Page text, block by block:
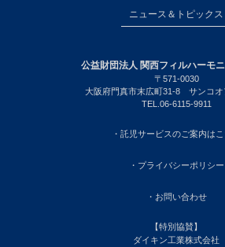
ニュース＆トピックス
公益財団法人 関西フィルハーモ
〒571-0030
大阪府門真市末広町31-8 サンコオ
TEL.06-6115-9911
・託児サービスのご案内は
・プライバシーポリシー
・お問い合わせ
【特別協賛】
ダイキン工業株式会社